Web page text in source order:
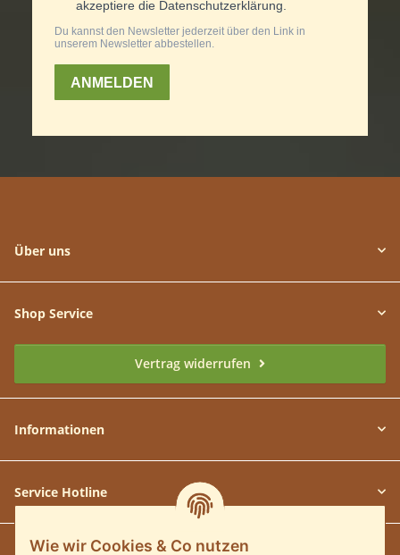
Wie wir Cookies & Co nutzen
Über uns
Shop Service
Vertrag widerrufen
Informationen
Service Hotline